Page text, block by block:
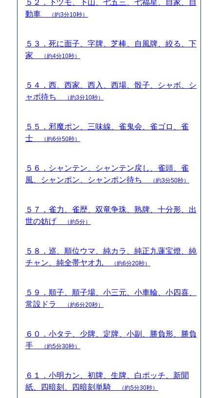
５２．下ヅモ、下山、七五三、七福星、自家、自
動車
（約3分10秒）
５３．死に面子、字牌、芝棒、自風牌、絞る、下
家
（約4分10秒）
５４．西、西家、西入、西場、骰子、シャボ、シ
ャボ待ち
（約3分10秒）
５５．邪魔ポン、三味線、雀鬼会、雀ゴロ、雀
士
（約6分50秒）
５６．シャンテン、シャンテン戻し、雀頭、雀
風、シャンポン、シャンポン待ち
（約3分50秒）
５７．雀力、雀歴、双竜争珠、熟牌、十分形、出
世の妨げ
（約5分）
５８．巡、順位ウマ、純カラ、純正九蓮宝燈、純
チャン、純全帯ヤオ九
（約6分20秒）
５９．順子、順子場、小三元、小車輪、小四喜、
常設ドラ
（約6分20秒）
６０．小タテ、少牌、定牌、小副、勝負形、勝負
手
（約5分30秒）
６１．小明カン、初牌、生牌、白ポッチ、新聞
紙、四暗刻、四暗刻単騎
（約5分30秒）